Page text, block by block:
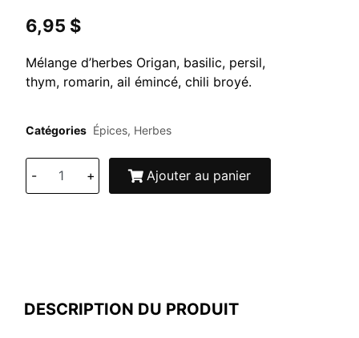
6,95 $
Mélange d’herbes Origan, basilic, persil,
thym, romarin, ail émincé, chili broyé.
Catégories Épices, Herbes
- + Ajouter au panier
DESCRIPTION DU PRODUIT